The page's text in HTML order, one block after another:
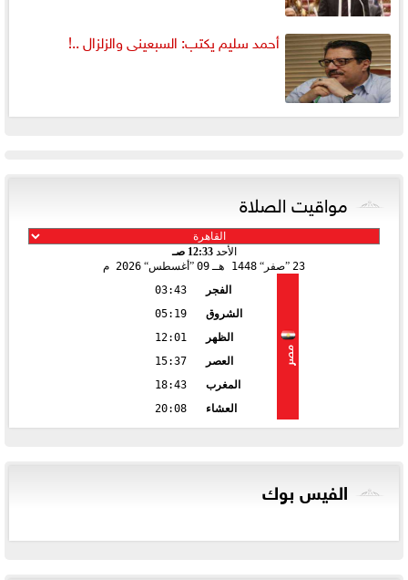
أحمد سليم يكتب: السبعينى والزلزال ..!
مواقيت الصلاة
الأحد12:33 صـ
23
صفر 1448 هـ 09 أغسطس 2026 م
مصر
الفجر
03:43
الشروق
05:19
الظهر
12:01
العصر
15:37
المغرب
18:43
العشاء
20:08
الفيس بوك